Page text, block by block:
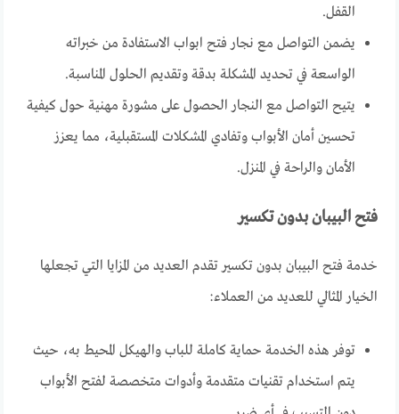
القفل.
يضمن التواصل مع نجار فتح ابواب الاستفادة من خبراته
الواسعة في تحديد المشكلة بدقة وتقديم الحلول المناسبة.
يتيح التواصل مع النجار الحصول على مشورة مهنية حول كيفية
تحسين أمان الأبواب وتفادي المشكلات المستقبلية، مما يعزز
الأمان والراحة في المنزل.
فتح البيبان بدون تكسير
خدمة فتح البيبان بدون تكسير تقدم العديد من المزايا التي تجعلها
الخيار المثالي للعديد من العملاء:
توفر هذه الخدمة حماية كاملة للباب والهيكل المحيط به، حيث
يتم استخدام تقنيات متقدمة وأدوات متخصصة لفتح الأبواب